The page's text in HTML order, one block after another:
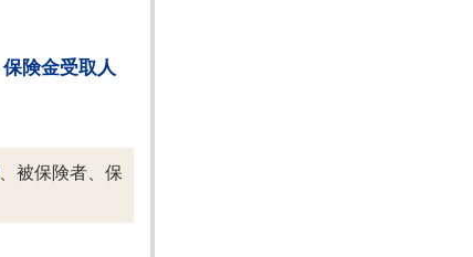
保険金受取人
、被保険者、保